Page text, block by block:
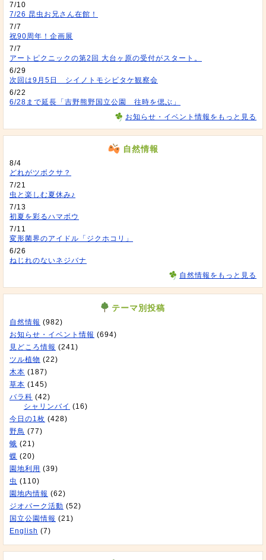
7/10
7/26 昆虫お兄さん在館！
7/7
祝90周年！企画展
7/7
アートピクニックの第2回 大台ヶ原の受付がスタート。
6/29
次回は9月5日 シイノトモシビタケ観察会
6/22
6/28まで延長「吉野熊野国立公園 往時を偲ぶ」
お知らせ・イベント情報をもっと見る
自然情報
8/4
どれがツボクサ？
7/21
虫と楽しむ夏休み♪
7/13
初夏を彩るハマボウ
7/11
変形菌界のアイドル「ジクホコリ」
6/26
ねじれのないネジバナ
自然情報をもっと見る
テーマ別投稿
自然情報 (982)
お知らせ・イベント情報 (694)
見どころ情報 (241)
ツル植物 (22)
木本 (187)
草本 (145)
バラ科 (42)
シャリンバイ (16)
今日の1枚 (428)
野鳥 (77)
蛾 (21)
蝶 (20)
園地利用 (39)
虫 (110)
園地内情報 (62)
ジオパーク活動 (52)
国立公園情報 (21)
English (7)